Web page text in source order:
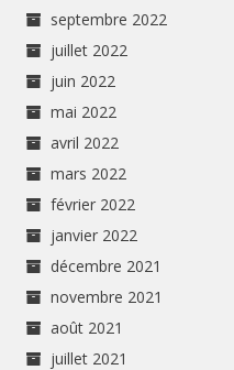
septembre 2022
juillet 2022
juin 2022
mai 2022
avril 2022
mars 2022
février 2022
janvier 2022
décembre 2021
novembre 2021
août 2021
juillet 2021